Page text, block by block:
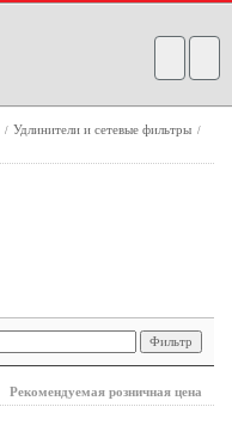
/ Удлинители и сетевые фильтры /
Рекомендуемая розничная цена